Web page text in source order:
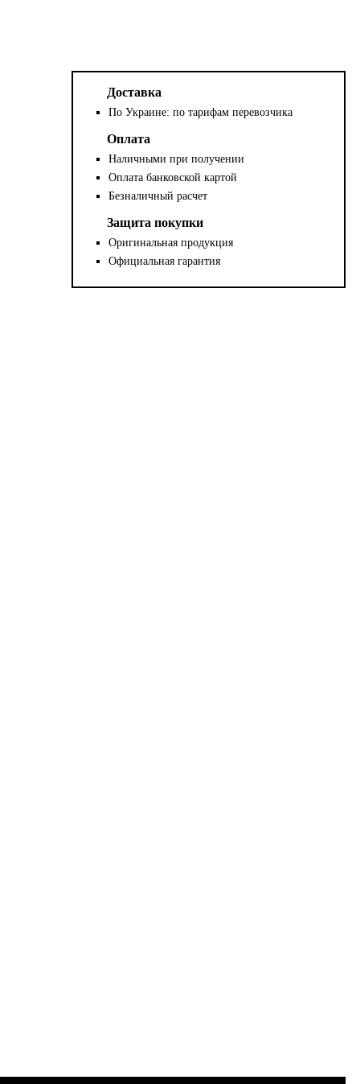
Доставка
По Украине: по тарифам перевозчика
Оплата
Наличными при получении
Оплата банковской картой
Безналичный расчет
Защита покупки
Оригинальная продукция
Официальная гарантия